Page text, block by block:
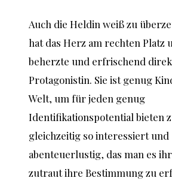
Auch die Heldin weiß zu
hat das Herz am rechten Platz
beherzte und erfrischend
Protagonistin. Sie ist genug
Welt, um für jeden genug
Identifikationspotential bieten
gleichzeitig so interessiert und
abenteuerlustig, das man es
zutraut ihre Bestimmung zu